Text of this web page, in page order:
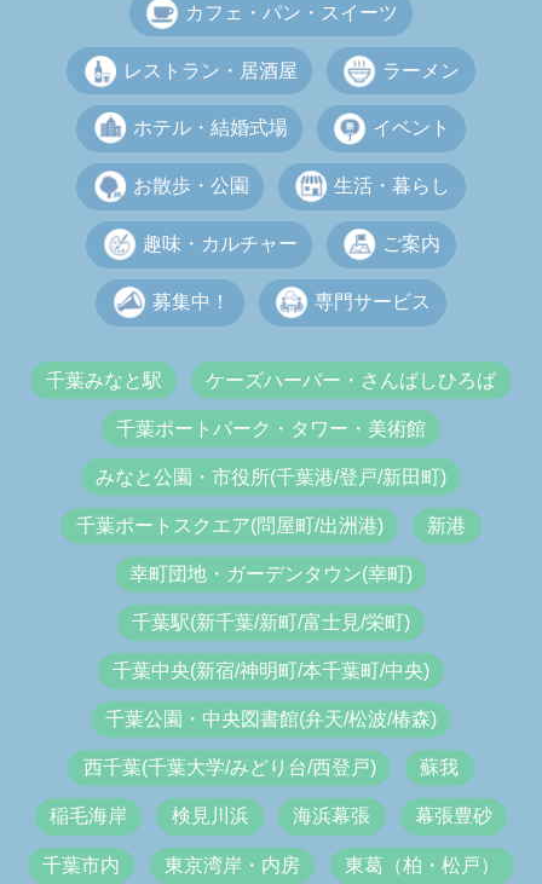
カフェ・パン・スイーツ
レストラン・居酒屋 ラーメン
ホテル・結婚式場 イベント
お散歩・公園 生活・暮らし
趣味・カルチャー ご案内
募集中！ 専門サービス
千葉みなと駅 ケーズハーバー・さんばしひろば
千葉ポートパーク・タワー・美術館
みなと公園・市役所(千葉港/登戸/新田町)
千葉ポートスクエア(問屋町/出洲港) 新港
幸町団地・ガーデンタウン(幸町)
千葉駅(新千葉/新町/富士見/栄町)
千葉中央(新宿/神明町/本千葉町/中央)
千葉公園・中央図書館(弁天/松波/椿森)
西千葉(千葉大学/みどり台/西登戸) 蘇我
稲毛海岸 検見川浜 海浜幕張 幕張豊砂
千葉市内 東京湾岸・内房 東葛（柏・松戸）